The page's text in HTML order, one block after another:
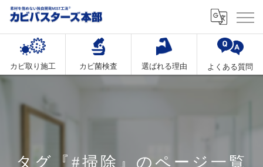
カビ取り施工 カビ菌検査 選ばれる理由 よくある質問
タグ『#掃除』のページ一覧